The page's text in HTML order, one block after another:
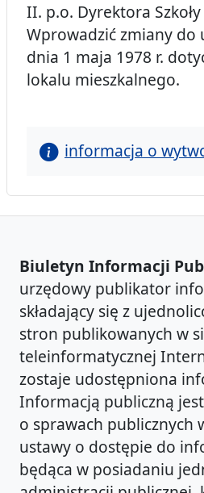
II. p.o. Dyrektora Szkoły
Wprowadzić zmiany do
dnia 1 maja 1978 r.
lokalu mieszkalnego.
informacja o
Biuletyn Informacji
urzędowy publikator
składający się z
stron publikowanych w
teleinformatycznej
zostaje udostępniona
Informacją publiczną
o sprawach publicznych
ustawy o dostępie do
będąca w posiadaniu